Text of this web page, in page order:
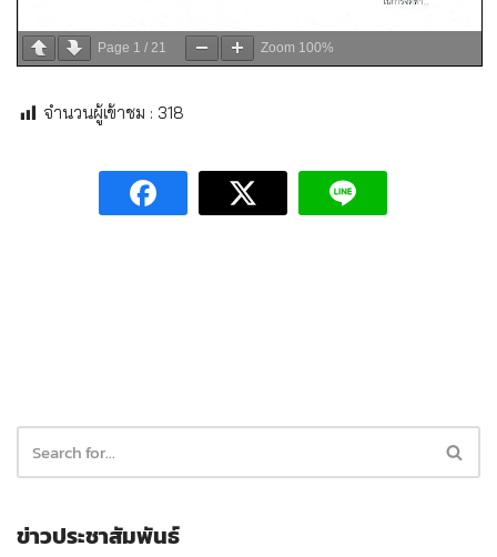
Page 1 / 21 Zoom 100%
จำนวนผู้เข้าชม : 318
ข่าวประชาสัมพันธ์